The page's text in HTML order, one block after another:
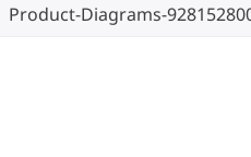
Product-Diagrams-